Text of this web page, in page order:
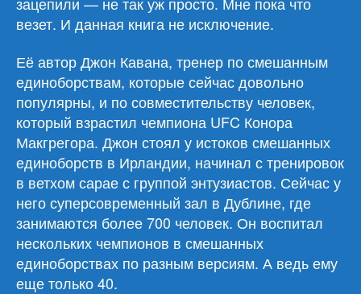
везет. И данная книга не исключение.
Её автор Джон Кавана, тренер по смешанным
единоборствам, которые сейчас довольно
популярны, и по совместительству человек,
который взрастил чемпиона UFC Конора
Макгрегора. Джон стоял у истоков смешанных
единоборств в Ирландии, начинал с тренировок
в ветхом сарае с группой энтузиастов. Сейчас у
него суперсовременный зал в Дублине, где
занимаются более 700 человек. Он воспитал
нескольких чемпионов в смешанных
единоборствах по разным версиям. А ведь ему
еще только 40.